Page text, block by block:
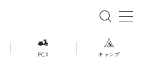
PCX キャンプ